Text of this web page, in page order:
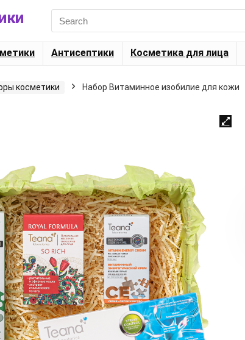
Search
for:
Антисептики Косметика для лица
косметики Набор Витаминное изобилие для кожи